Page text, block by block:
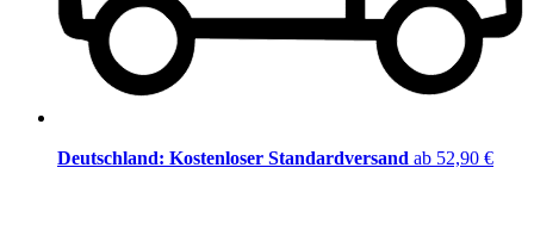
Deutschland: Kostenloser Standardversand ab 52,90 €